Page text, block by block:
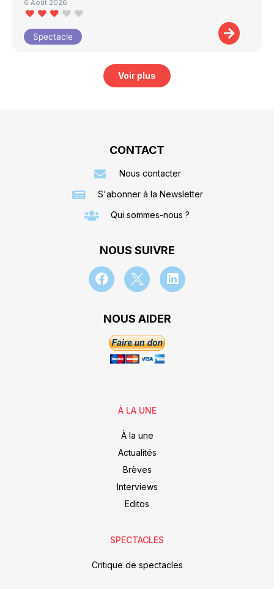
6 Août 2026
Spectacle
Voir plus
CONTACT
Nous contacter
S'abonner à la Newsletter
Qui sommes-nous ?
NOUS SUIVRE
NOUS AIDER
À LA UNE
À la une
Actualités
Brèves
Interviews
Editos
SPECTACLES
Critique de spectacles